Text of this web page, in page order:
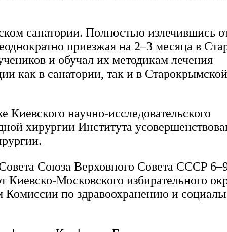
санатории. Полностью излечившись
приезжая на 2–3 месяца в
и обучал их методикам лечения
как в санатории, так и в Старокрымской
научно-исследовательского
хирургии Института
Союза Верховного Совета СССР
Московского избирательного
по здравоохранению и